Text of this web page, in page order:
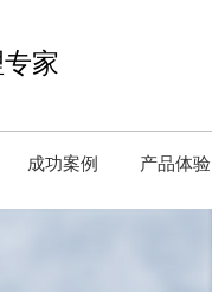
家
成功案例 产品体验